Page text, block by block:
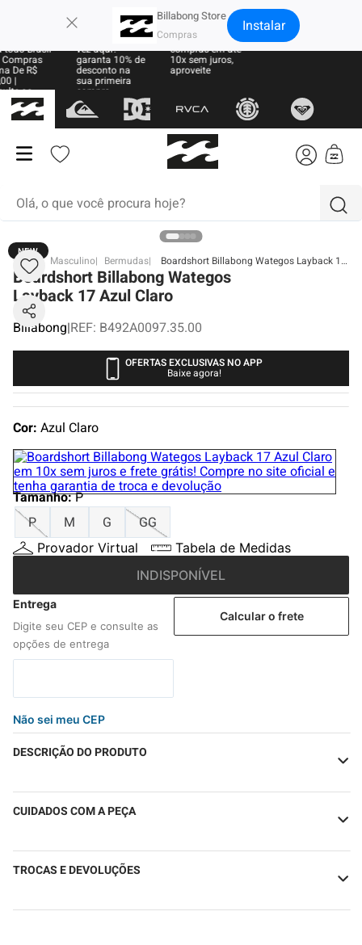
Billabong Store Instalar
todo Brasil
De R$
|
as
Sua primeira
vez aqui?
garanta 10% de
desconto na
sua primeira
compra
Parcele suas
compras em até
10x sem juros,
aproveite
NEW
BB Masculino Bermudas Boardshort Billabong Wategos Layback 17 Azul Claro
Boardshort Billabong Wategos
Layback 17 Azul Claro
Billabong|REF: B492A0097.35.00
OFERTAS EXCLUSIVAS NO APP
Baixe agora!
Cor: Azul Claro
Tamanho:P
P
M G GG
Provador Virtual
Tabela de Medidas
INDISPONÍVEL
Não sei meu CEP
Calcular o frete
DESCRIÇÃO DO PRODUTO
CUIDADOS COM A PEÇA
TROCAS E DEVOLUÇÕES
termos mais buscados
1º
moletom
2º
boardshort
5º
camiseta
6º
bermuda
7º
jaqueta
8º
carteira
9º
mochila
10º biquini